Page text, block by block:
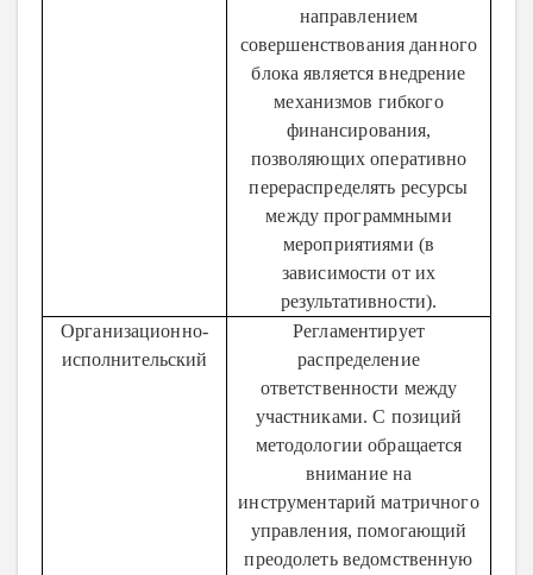
направлением
совершенствования данного
блока является внедрение
механизмов гибкого
финансирования,
позволяющих оперативно
перераспределять ресурсы
между программными
мероприятиями (в
зависимости от их
результативности).
Организационно-
исполнительский
Регламентирует
распределение
ответственности между
участниками. С позиций
методологии обращается
внимание на
инструментарий матричного
управления, помогающий
преодолеть ведомственную